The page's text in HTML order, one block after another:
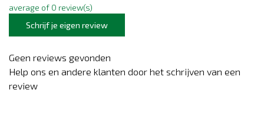
average of 0 review(s)
Schrijf je eigen review
Geen reviews gevonden
Help ons en andere klanten door het schrijven van een
review